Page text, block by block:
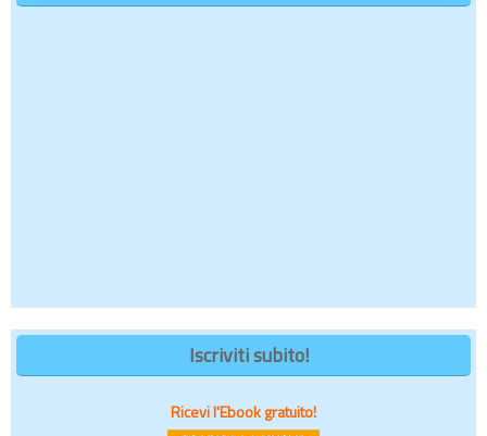
Iscriviti subito!
Ricevi l'Ebook gratuito!